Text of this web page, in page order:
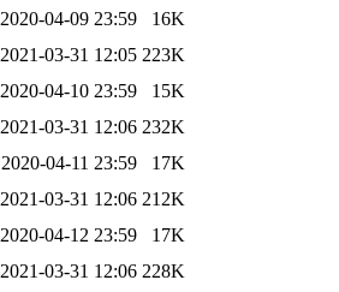
2020-04-09 23:59
16K
2021-03-31 12:05 223K
2020-04-10 23:59
15K
2021-03-31 12:06 232K
2020-04-11 23:59
17K
2021-03-31 12:06 212K
2020-04-12 23:59
17K
2021-03-31 12:06 228K